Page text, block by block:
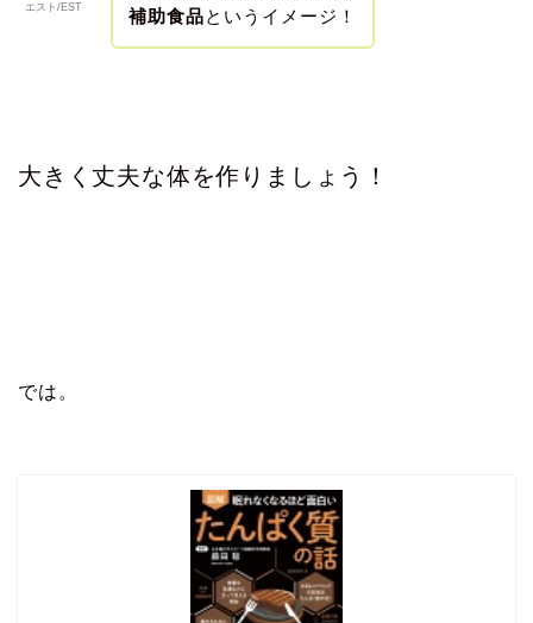
エスト/EST
補助食品というイメージ！
大きく丈夫な体を作りましょう！
では。